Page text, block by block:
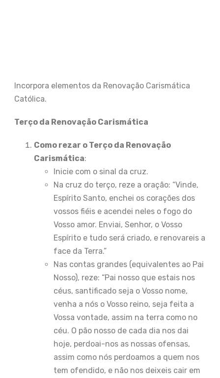
Incorpora elementos da Renovação Carismática
Católica.
Terço da Renovação Carismática
Como rezar o Terço da Renovação
Carismática:
Inicie com o sinal da cruz.
Na cruz do terço, reze a oração: “Vinde,
Espírito Santo, enchei os corações dos
vossos fiéis e acendei neles o fogo do
Vosso amor. Enviai, Senhor, o Vosso
Espírito e tudo será criado, e renovareis a
face da Terra.”
Nas contas grandes (equivalentes ao Pai
Nosso), reze: “Pai nosso que estais nos
céus, santificado seja o Vosso nome,
venha a nós o Vosso reino, seja feita a
Vossa vontade, assim na terra como no
céu. O pão nosso de cada dia nos dai
hoje, perdoai-nos as nossas ofensas,
assim como nós perdoamos a quem nos
tem ofendido, e não nos deixeis cair em